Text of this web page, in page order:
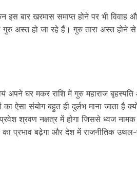
बार खरमास समाप्त होने पर भी
अस्त हो जा रहे हैं। गुरु तारा अस्त होने
घर मकर राशि में गुरु महाराज
ऐसा संयोग बहुत ही दुर्लभ माना जाता है
श्रवण नक्षत्र में होगा जिससे ध्वज
प्रभाव बढ़ेगा और देश में राजनीतिक